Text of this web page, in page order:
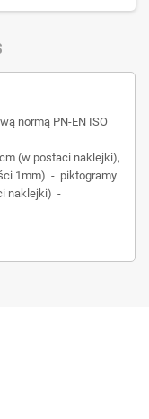
normą PN-EN ISO
(w postaci naklejki),
1mm) - piktogramy
naklejki) -